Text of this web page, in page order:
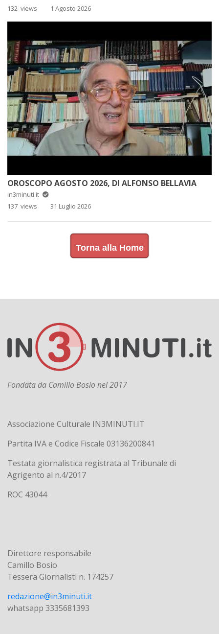
132 views
1 Agosto 2026
OROSCOPO AGOSTO 2026, DI ALFONSO BELLAVIA
in3minuti.it
137 views
31 Luglio 2026
Torna alla Home
Fondata da Camillo Bosio nel 2017
Associazione Culturale IN3MINUTI.IT
Partita IVA e Codice Fiscale 03136200841
Testata giornalistica registrata al Tribunale di
Agrigento al n.4/2017
ROC 43044
Direttore responsabile
Camillo Bosio
Tessera Giornalisti n. 174257
redazione@in3minuti.it
whatsapp 3335681393